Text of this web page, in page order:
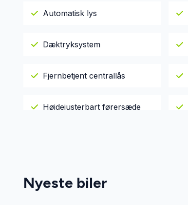
Automatisk lys
Dæktryksystem
Fjernbetjent centrallås
Højdejusterbart førersæde
Nyeste biler